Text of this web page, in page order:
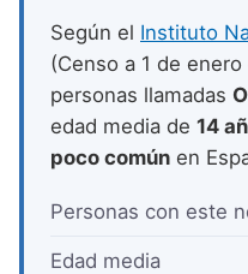
Nombres de
Nombres de
Nombres de
Nombres de
Nombres de
Según el Instituto
(Censo a 1 de
personas llamadas
edad media de 14
poco común en
Personas con este
Edad media